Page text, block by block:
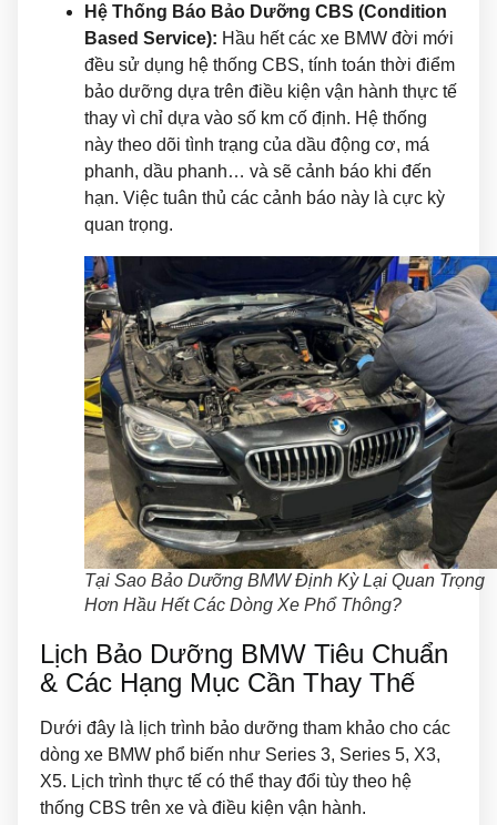
Hệ Thống Báo Bảo Dưỡng CBS (Condition
Based Service): Hầu hết các xe BMW đời mới
đều sử dụng hệ thống CBS, tính toán thời điểm
bảo dưỡng dựa trên điều kiện vận hành thực tế
thay vì chỉ dựa vào số km cố định. Hệ thống
này theo dõi tình trạng của dầu động cơ, má
phanh, dầu phanh… và sẽ cảnh báo khi đến
hạn. Việc tuân thủ các cảnh báo này là cực kỳ
quan trọng.
Tại Sao Bảo Dưỡng BMW Định Kỳ Lại Quan Trọng
Hơn Hầu Hết Các Dòng Xe Phổ Thông?
Lịch Bảo Dưỡng BMW Tiêu Chuẩn
& Các Hạng Mục Cần Thay Thế
Dưới đây là lịch trình bảo dưỡng tham khảo cho các
dòng xe BMW phổ biến như Series 3, Series 5, X3,
X5. Lịch trình thực tế có thể thay đổi tùy theo hệ
thống CBS trên xe và điều kiện vận hành.